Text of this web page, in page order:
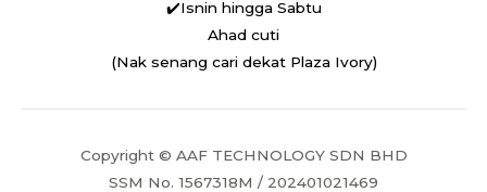
✔️Isnin hingga Sabtu
Ahad cuti
(Nak senang cari dekat Plaza Ivory)
Copyright © AAF TECHNOLOGY SDN BHD
SSM No. 1567318M / 202401021469